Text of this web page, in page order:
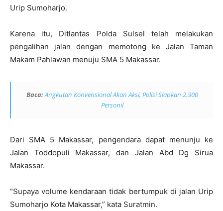
Urip Sumoharjo.
Karena itu, Ditlantas Polda Sulsel telah melakukan
pengalihan jalan dengan memotong ke Jalan Taman
Makam Pahlawan menuju SMA 5 Makassar.
Baca:Angkutan Konvensional Akan Aksi, Polisi Siapkan 2.300
Personil
Dari SMA 5 Makassar, pengendara dapat menunju ke
Jalan Toddopuli Makassar, dan Jalan Abd Dg Sirua
Makassar.
“Supaya volume kendaraan tidak bertumpuk di jalan Urip
Sumoharjo Kota Makassar,” kata Suratmin.